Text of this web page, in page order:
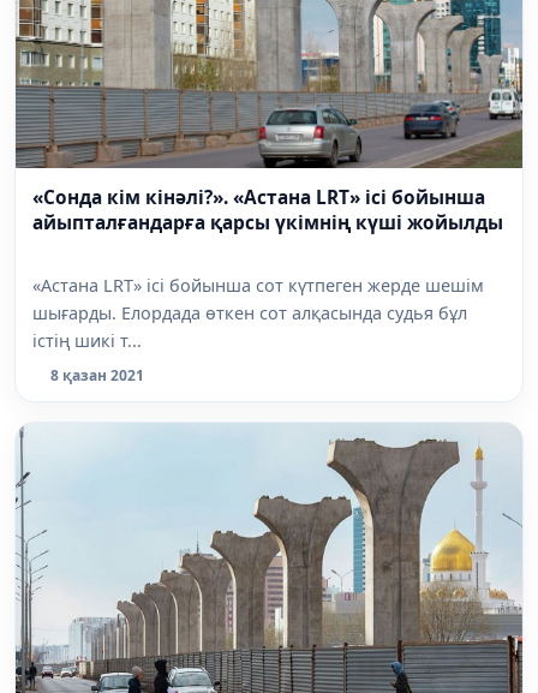
«Сонда кім кінәлі?». «Астана LRT» ісі бойынша
айыпталғандарға қарсы үкімнің күші жойылды
«Астана LRT» ісі бойынша сот күтпеген жерде шешім
шығарды. Елордада өткен сот алқасында судья бұл
істің шикі т...
8 қазан 2021